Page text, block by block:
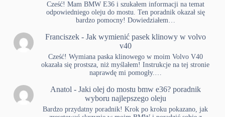
Cześć! Mam BMW E36 i szukałem informacji na temat
odpowiedniego oleju do mostu. Ten poradnik okazał się
bardzo pomocny! Dowiedziałem…
Franciszek- Jak wymienić pasek klinowy w volvo
v40
Cześć! Wymiana paska klinowego w moim Volvo V40
okazała się prostsza, niż myślałem! Instrukcje na tej stronie
naprawdę mi pomogły.…
Anatol - Jaki olej do mostu bmw e36? poradnik
wyboru najlepszego oleju
Bardzo przydatny poradnik! Krok po kroku pokazano, jak